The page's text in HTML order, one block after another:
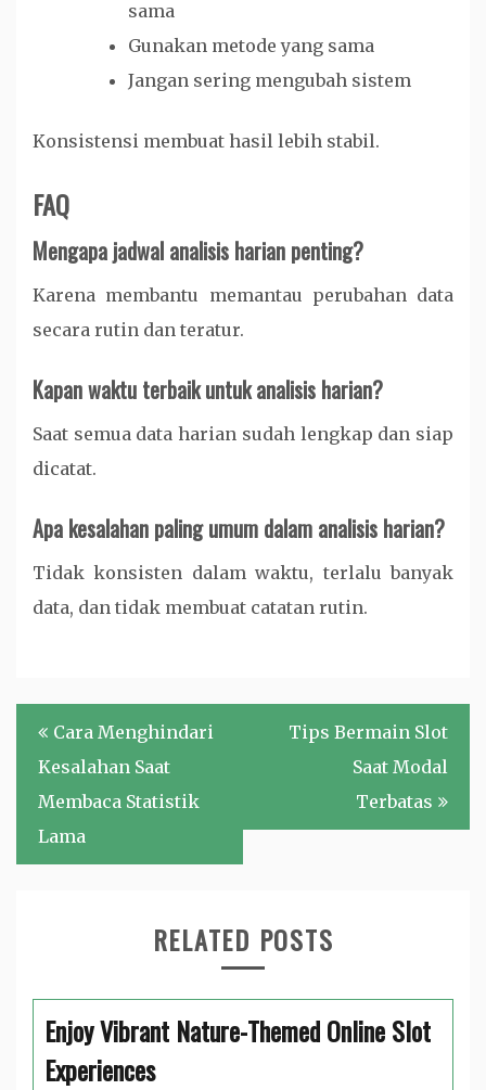
sama
Gunakan metode yang sama
Jangan sering mengubah sistem
Konsistensi membuat hasil lebih stabil.
FAQ
Mengapa jadwal analisis harian penting?
Karena membantu memantau perubahan data
secara rutin dan teratur.
Kapan waktu terbaik untuk analisis harian?
Saat semua data harian sudah lengkap dan siap
dicatat.
Apa kesalahan paling umum dalam analisis harian?
Tidak konsisten dalam waktu, terlalu banyak
data, dan tidak membuat catatan rutin.
Post
navigation
Cara Menghindari
Kesalahan Saat
Membaca Statistik
Lama
Tips Bermain Slot
Saat Modal
Terbatas
RELATED POSTS
Enjoy Vibrant Nature-Themed Online Slot
Experiences